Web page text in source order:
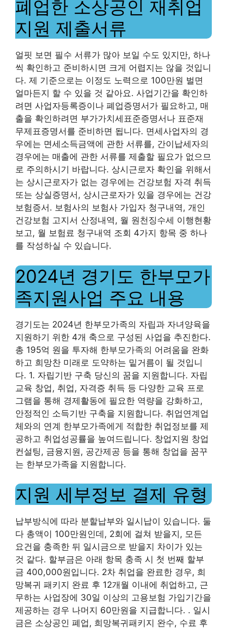
폐업한 소상공인 재취업
지원 제출서류
얼핏 보면 필수 서류가 많아 보일 수도 있지만, 하나
씩 확인하고 준비하시면 크게 어렵지는 않을 것입니
다. 제 기준으로는 이정도 노력으로 100만원 벌면
얼마든지 할 수 있을 것 같아요. 사업기간을 확인하
려면 사업자등록증이나 폐업증명서가 필요하고, 매
출을 확인하려면 부가가치세표준증명서나 표준재
무제표증명서를 준비하면 됩니다. 면세사업자의 경
우에는 면세소득금액에 관한 서류를, 간이납세자의
경우에는 매출에 관한 서류를 제출할 필요가 없으므
로 주의하시기 바랍니다. 상시근로자 확인을 위해서
는 상시근로자가 없는 경우에는 건강보험 자격 취득
또는 상실증명서, 상시근로자가 있을 경우에는 건강
보험증서. 보험사의 보험사 가입자 청구내역, 개인
건강보험 고지서 산정내역, 월 원천징수세 이행현황
보고, 월 보험료 청구내역 조회 4가지 항목 중 하나
를 작성하실 수 있습니다.
2024년 경기도 한부모가
족지원사업 주요 내용
경기도는 2024년 한부모가족의 자립과 자녀양육을
지원하기 위한 4개 축으로 구성된 사업을 추진한다.
총 195억 원을 투자해 한부모가족의 어려움을 완화
하고 희망찬 미래로 도약하는 밑거름이 될 것입니
다. 1. 자립기반 구축 당신의 꿈을 지원합니다. 자립
교육 창업, 취업, 자격증 취득 등 다양한 교육 프로
그램을 통해 경제활동에 필요한 역량을 강화하고,
안정적인 소득기반 구축을 지원합니다. 취업연계업
체와의 연계 한부모가족에게 적합한 취업정보를 제
공하고 취업성공률을 높여드립니다. 창업지원 창업
컨설팅, 금융지원, 공간제공 등을 통해 창업을 꿈꾸
는 한부모가족을 지원합니다.
지원 세부정보 결제 유형
납부방식에 따라 분할납부와 일시납이 있습니다. 둘
다 총액이 100만원인데, 2회에 걸쳐 받을지, 모든
요건을 충족한 뒤 일시금으로 받을지 차이가 ​​있는
것 같다. 할부금은 아래 항목 충족 시 첫 번째 할부
금 400,000원입니다. 2차 취업을 완료한 경우, 희
망복귀 패키지 완료 후 12개월 이내에 취업하고, 근
무하는 사업장에 30일 이상의 고용보험 가입기간을
제공하는 경우 나머지 60만원을 지급합니다. . 일시
금은 소상공인 폐업, 희망복귀패키지 완수, 수료 후